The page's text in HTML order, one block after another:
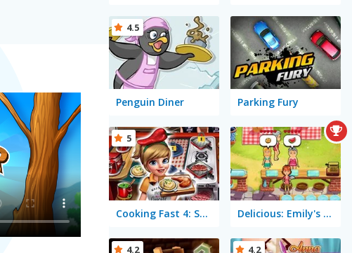
Penguin Diner
4.5
Parking Fury
Cooking Fast 4: Steak
5
Delicious: Emily's Hopes & Fears
4.2 4.2